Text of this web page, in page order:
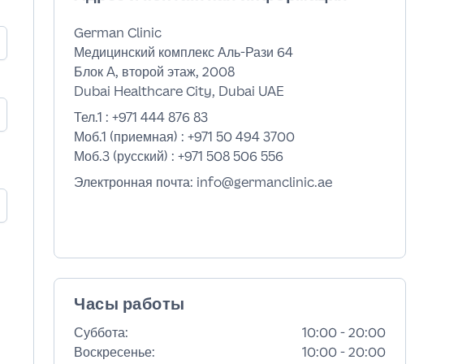
German Clinic
Медицинский комплекс Аль-Рази 64
Блок A, второй этаж, 2008
Dubai Healthcare City, Dubai UAE
Тел.1 :+971 444 876 83
Моб.1 (приемная) :+971 50 494 3700
Моб.3 (русский) :+971 508 506 556
Электронная почта: info@germanclinic.ae
Часы работы
Суббота:
10:00 - 20:00
Воскресенье:
10:00 - 20:00